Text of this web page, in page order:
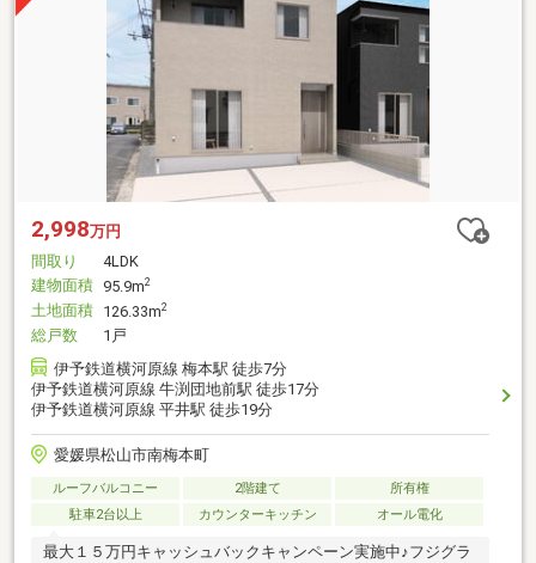
2,998万円
間取り
4LDK
建物面積 95.9m2
土地面積 126.33m2
総戸数
1戸
伊予鉄道横河原線 梅本駅 徒歩7分
伊予鉄道横河原線 牛渕団地前駅 徒歩17分
伊予鉄道横河原線 平井駅 徒歩19分
愛媛県松山市南梅本町
ルーフバルコニー 2階建て
所有権
駐車2台以上
カウンターキッチン オール電化
最大１５万円キャッシュバックキャンペーン実施中♪フジグラ